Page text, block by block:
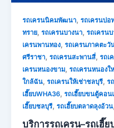
รถเครนนิคมพัฒนา,รถเครนบ่อ
ทราย,รถเครนบางนา,รถเครนบ
เครนพานทอง,รถเครนภาคตะวั
ศรีราชา,รถเครนสะพานสี่,รถเ
เครนหนองขาม,รถเครนหนองใ
ใกล้ฉัน,รถเครนให้เช่าชลบุรี,ร
เฮี๊ยบWHA36,รถเฮี๊ยบขนตู้คอน
เฮี๊ยบชลบุรี,รถเฮี๊ยบตลาดลุงอ้วน
บริการรถเครน–รถเฮี๊